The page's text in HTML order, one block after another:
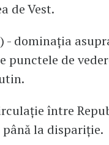
de Vest.
- dominația
de
între
la dispariție.